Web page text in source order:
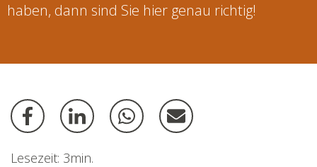
haben, dann sind Sie hier genau richtig!
Lesezeit: 3min.